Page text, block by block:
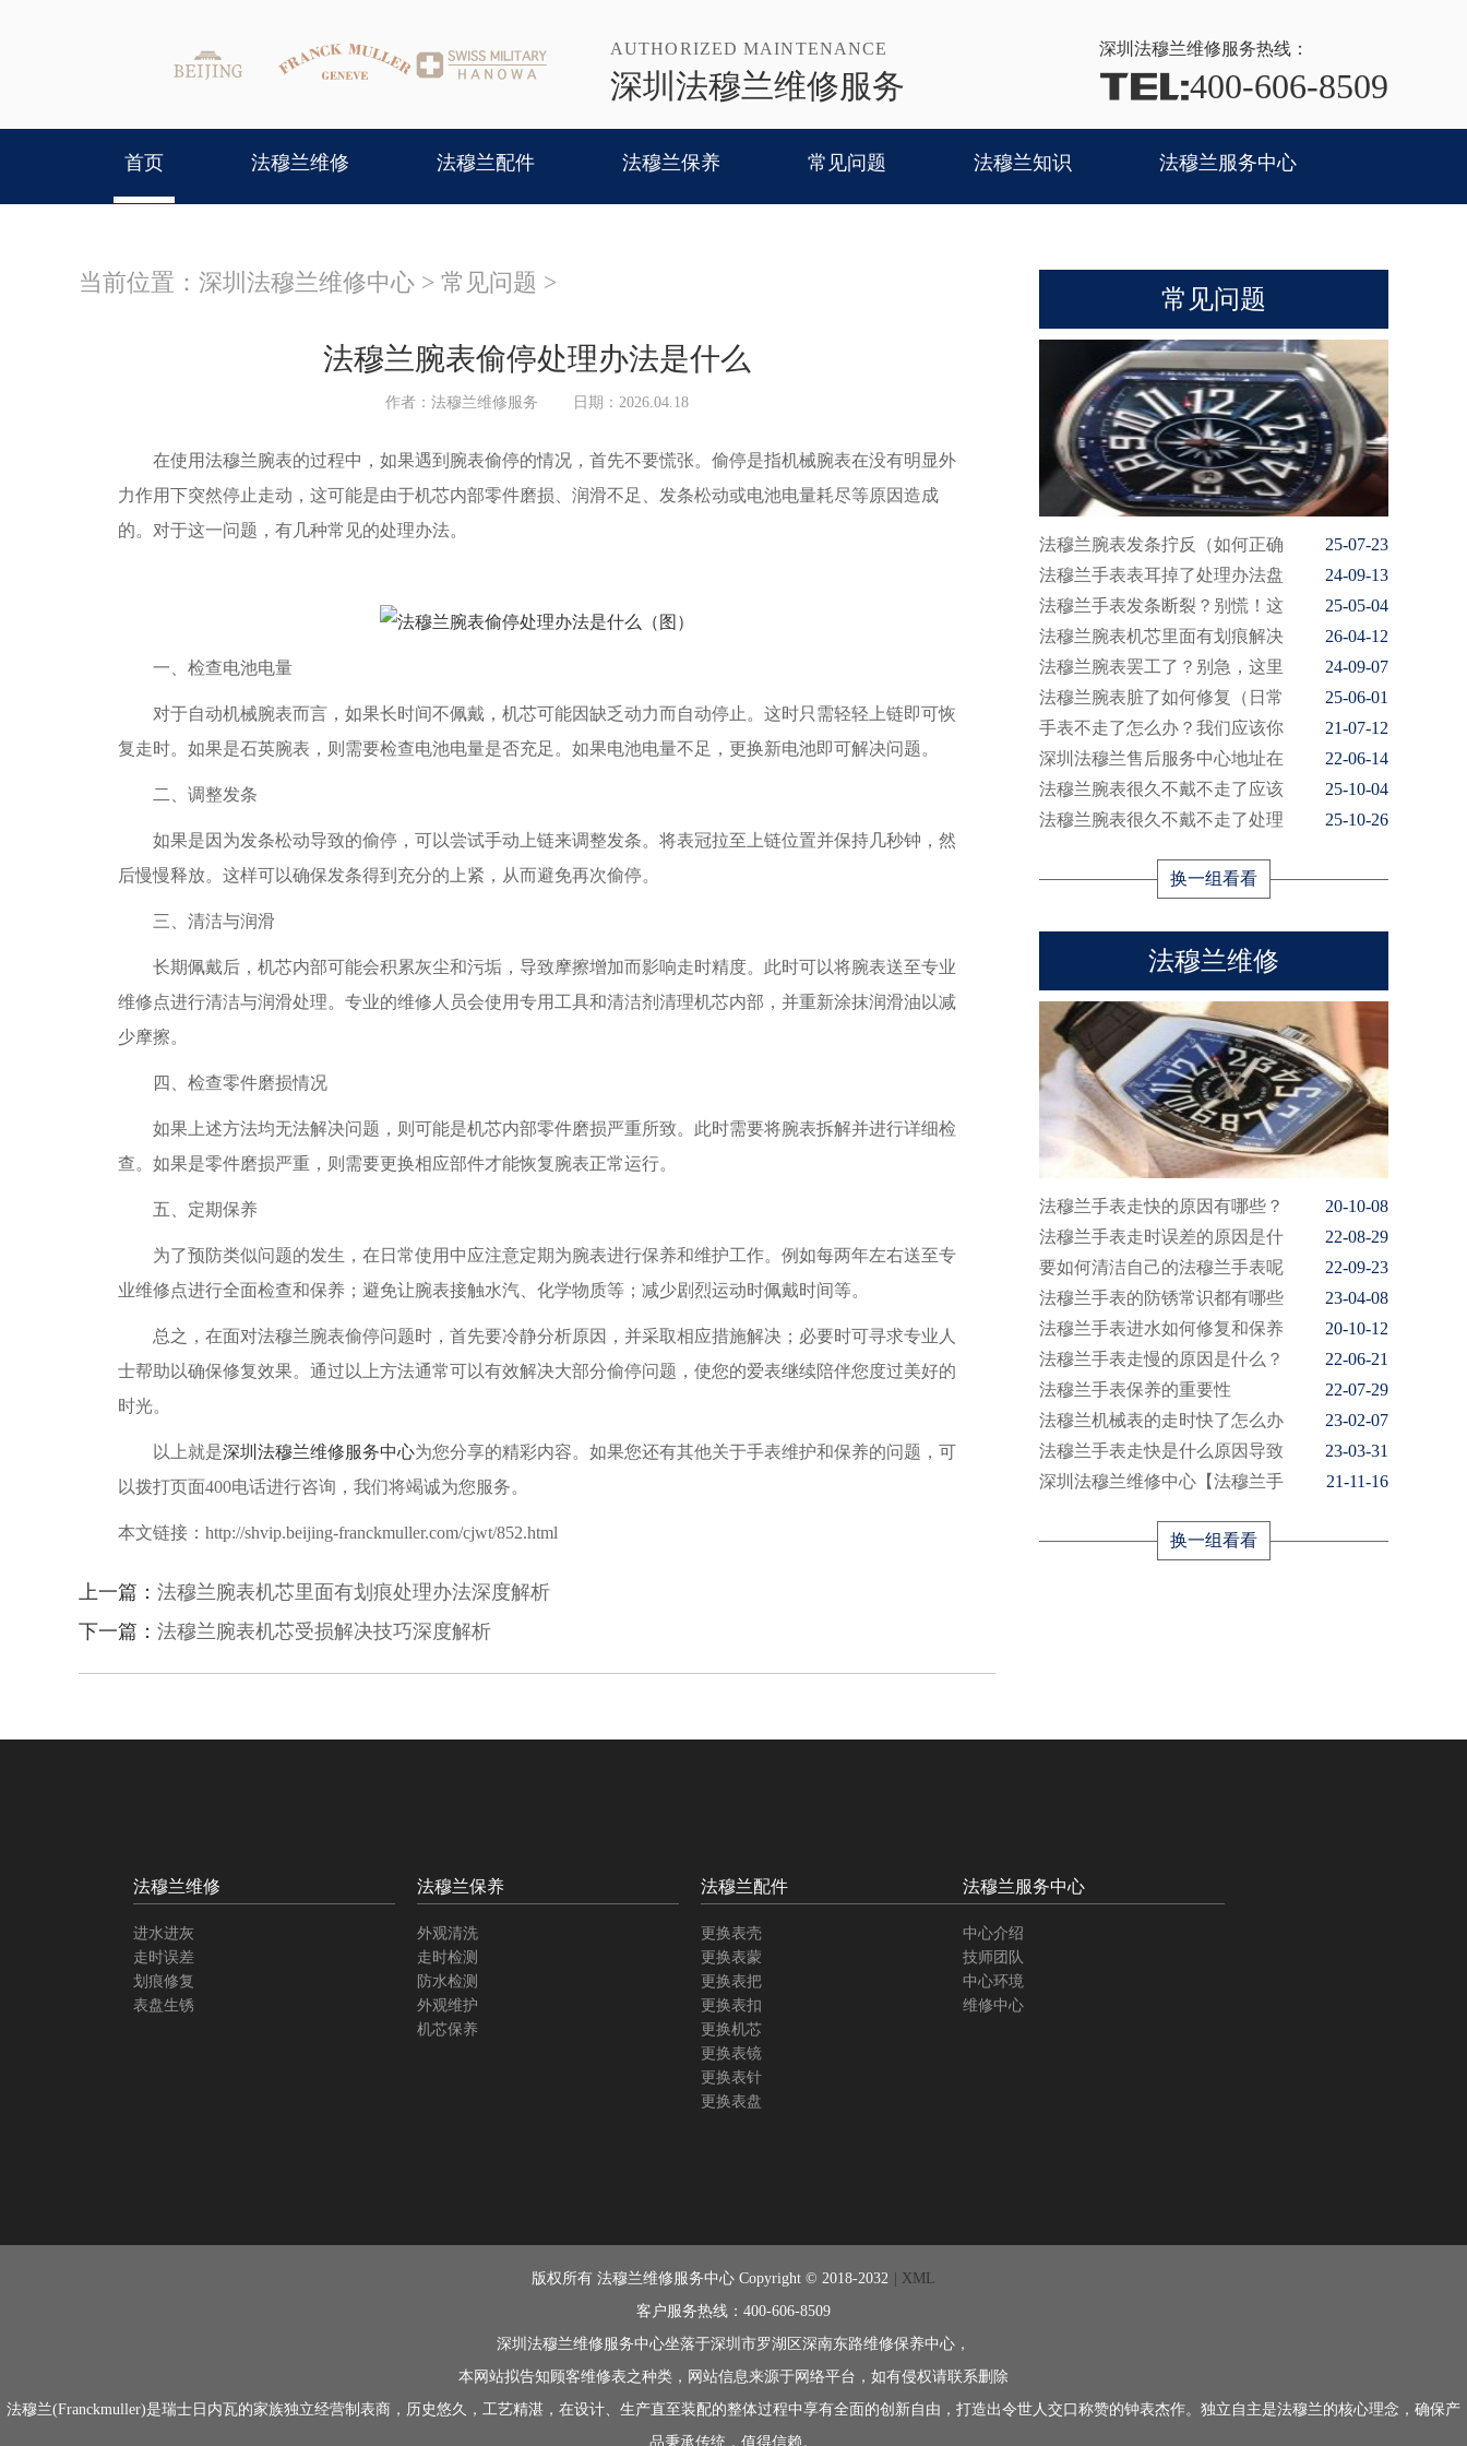
AUTHORIZED MAINTENANCE
深圳法穆兰维修服务
深圳法穆兰维修服务热线：
TEL:400-606-8509
首页 法穆兰维修 法穆兰配件 法穆兰保养 常见问题 法穆兰知识 法穆兰服务中心
当前位置： 深圳法穆兰维修中心 > 常见问题 >
法穆兰腕表偷停处理办法是什么
作者：法穆兰维修服务 日期：2026.04.18
在使用法穆兰腕表的过程中，如果遇到腕表偷停的情况，首先不要慌张。偷停是指机械腕表在没有明显外
力作用下突然停止走动，这可能是由于机芯内部零件磨损、润滑不足、发条松动或电池电量耗尽等原因造成
的。对于这一问题，有几种常见的处理办法。
一、检查电池电量
对于自动机械腕表而言，如果长时间不佩戴，机芯可能因缺乏动力而自动停止。这时只需轻轻上链即可恢
复走时。如果是石英腕表，则需要检查电池电量是否充足。如果电池电量不足，更换新电池即可解决问题。
二、调整发条
如果是因为发条松动导致的偷停，可以尝试手动上链来调整发条。将表冠拉至上链位置并保持几秒钟，然
后慢慢释放。这样可以确保发条得到充分的上紧，从而避免再次偷停。
三、清洁与润滑
长期佩戴后，机芯内部可能会积累灰尘和污垢，导致摩擦增加而影响走时精度。此时可以将腕表送至专业
维修点进行清洁与润滑处理。专业的维修人员会使用专用工具和清洁剂清理机芯内部，并重新涂抹润滑油以减
少摩擦。
四、检查零件磨损情况
如果上述方法均无法解决问题，则可能是机芯内部零件磨损严重所致。此时需要将腕表拆解并进行详细检
查。如果是零件磨损严重，则需要更换相应部件才能恢复腕表正常运行。
五、定期保养
为了预防类似问题的发生，在日常使用中应注意定期为腕表进行保养和维护工作。例如每两年左右送至专
业维修点进行全面检查和保养；避免让腕表接触水汽、化学物质等；减少剧烈运动时佩戴时间等。
总之，在面对法穆兰腕表偷停问题时，首先要冷静分析原因，并采取相应措施解决；必要时可寻求专业人
士帮助以确保修复效果。通过以上方法通常可以有效解决大部分偷停问题，使您的爱表继续陪伴您度过美好的
时光。
以上就是深圳法穆兰维修服务中心为您分享的精彩内容。如果您还有其他关于手表维护和保养的问题，可
以拨打页面400电话进行咨询，我们将竭诚为您服务。
本文链接：http://shvip.beijing-franckmuller.com/cjwt/852.html
上一篇： 法穆兰腕表机芯里面有划痕处理办法深度解析
下一篇： 法穆兰腕表机芯受损解决技巧深度解析
常见问题
法穆兰腕表发条拧反（如何正确
25-07-23
法穆兰手表表耳掉了处理办法盘
24-09-13
法穆兰手表发条断裂？别慌！这
25-05-04
法穆兰腕表机芯里面有划痕解决
26-04-12
法穆兰腕表罢工了？别急，这里
24-09-07
法穆兰腕表脏了如何修复（日常
25-06-01
手表不走了怎么办？我们应该你
21-07-12
深圳法穆兰售后服务中心地址在
22-06-14
法穆兰腕表很久不戴不走了应该
25-10-04
法穆兰腕表很久不戴不走了处理
25-10-26
换一组看看
法穆兰维修
法穆兰手表走快的原因有哪些？
20-10-08
法穆兰手表走时误差的原因是什
22-08-29
要如何清洁自己的法穆兰手表呢
22-09-23
法穆兰手表的防锈常识都有哪些
23-04-08
法穆兰手表进水如何修复和保养
20-10-12
法穆兰手表走慢的原因是什么？
22-06-21
法穆兰手表保养的重要性
22-07-29
法穆兰机械表的走时快了怎么办
23-02-07
法穆兰手表走快是什么原因导致
23-03-31
深圳法穆兰维修中心【法穆兰手
21-11-16
换一组看看
法穆兰维修
进水进灰
走时误差
划痕修复
表盘生锈
法穆兰保养
外观清洗
走时检测
防水检测
外观维护
机芯保养
法穆兰配件
更换表壳
更换表蒙
更换表把
更换表扣
更换机芯
更换表镜
更换表针
更换表盘
法穆兰服务中心
中心介绍
技师团队
中心环境
维修中心
版权所有 法穆兰维修服务中心 Copyright © 2018-2032
| XML
客户服务热线：400-606-8509
深圳法穆兰维修服务中心坐落于深圳市罗湖区深南东路维修保养中心，
本网站拟告知顾客维修表之种类，网站信息来源于网络平台，如有侵权请联系删除
法穆兰(Franckmuller)是瑞士日内瓦的家族独立经营制表商，历史悠久，工艺精湛，在设计、生产直至装配的整体过程中享有全面的创新自由，打造出令世人交口称赞的钟表杰作。独立自主是法穆兰的核心理念，确保产
品秉承传统，值得信赖。